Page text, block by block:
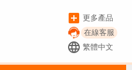
add_box 更多產品
在線客服
language 繁體中文